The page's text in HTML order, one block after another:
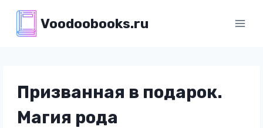
содержимому
Voodoobooks.ru
Призванная в подарок.
Магия рода